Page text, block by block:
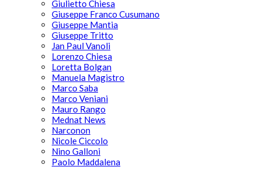
Giulietto Chiesa
Giuseppe Franco Cusumano
Giuseppe Mantia
Giuseppe Tritto
Jan Paul Vanoli
Lorenzo Chiesa
Loretta Bolgan
Manuela Magistro
Marco Saba
Marco Veniani
Mauro Rango
Mednat News
Narconon
Nicole Ciccolo
Nino Galloni
Paolo Maddalena